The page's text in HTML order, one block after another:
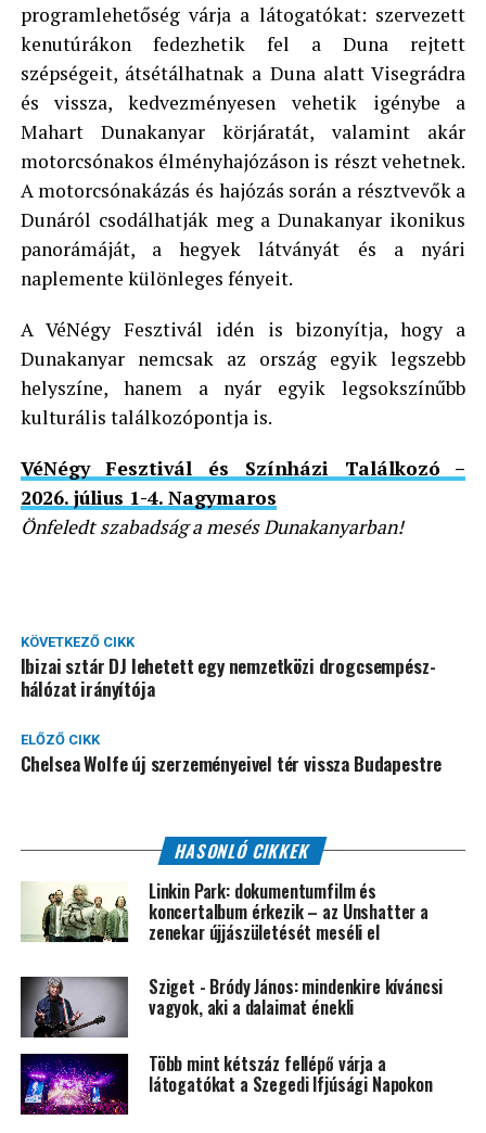
programlehetőség várja a látogatókat: szervezett
kenutúrákon fedezhetik fel a Duna rejtett
szépségeit, átsétálhatnak a Duna alatt Visegrádra
és vissza, kedvezményesen vehetik igénybe a
Mahart Dunakanyar körjáratát, valamint akár
motorcsónakos élményhajózáson is részt vehetnek.
A motorcsónakázás és hajózás során a résztvevők a
Dunáról csodálhatják meg a Dunakanyar ikonikus
panorámáját, a hegyek látványát és a nyári
naplemente különleges fényeit.
A VéNégy Fesztivál idén is bizonyítja, hogy a
Dunakanyar nemcsak az ország egyik legszebb
helyszíne, hanem a nyár egyik legsokszínűbb
kulturális találkozópontja is.
VéNégy Fesztivál és Színházi Találkozó –
2026. július 1-4. Nagymaros
Önfeledt szabadság a mesés Dunakanyarban!
KÖVETKEZŐ CIKK
Ibizai sztár DJ lehetett egy nemzetközi drogcsempész-
hálózat irányítója
ELŐZŐ CIKK
Chelsea Wolfe új szerzeményeivel tér vissza Budapestre
HASONLÓ CIKKEK
Linkin Park: dokumentumfilm és
koncertalbum érkezik – az Unshatter a
zenekar újjászületését meséli el
Sziget - Bródy János: mindenkire kíváncsi
vagyok, aki a dalaimat énekli
Több mint kétszáz fellépő várja a
látogatókat a Szegedi Ifjúsági Napokon